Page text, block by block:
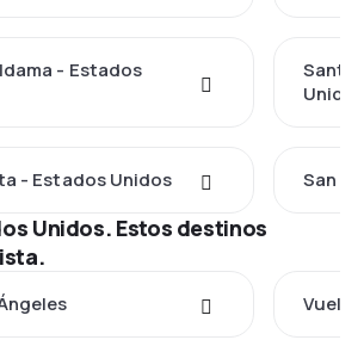
- Estados
- Estados Unidos San
Unidos. Estos destinos